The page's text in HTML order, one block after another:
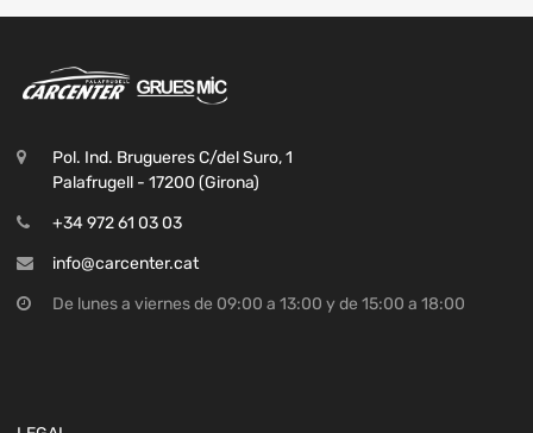
Pol. Ind. Brugueres C/del Suro, 1
Palafrugell - 17200 (Girona)
+34 972 61 03 03
info@carcenter.cat
De lunes a viernes de 09:00 a 13:00 y de 15:00 a 18:00